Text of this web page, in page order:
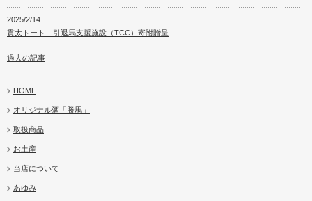
2025/2/14
貫太トート 引退馬支援施設（TCC）寄附贈呈
過去の記事
HOME
オリジナル酒「勝馬」
取扱商品
お土産
当店について
あゆみ